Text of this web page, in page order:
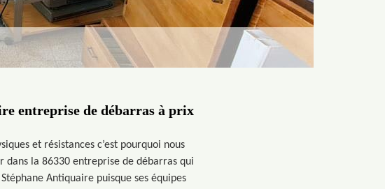
entreprise de débarras à prix
et résistances c’est pourquoi nous
dans la 86330 entreprise de débarras qui
Antiquaire puisque ses équipes